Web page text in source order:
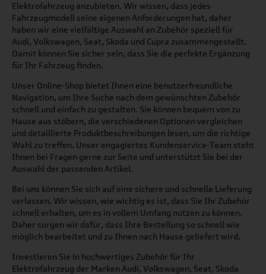
Elektrofahrzeug anzubieten. Wir wissen, dass jedes
Fahrzeugmodell seine eigenen Anforderungen hat, daher
haben wir eine vielfältige Auswahl an Zubehör speziell für
Audi, Volkswagen, Seat, Skoda und Cupra zusammengestellt.
Damit können Sie sicher sein, dass Sie die perfekte Ergänzung
für Ihr Fahrzeug finden.
Unser Online-Shop bietet Ihnen eine benutzerfreundliche
Navigation, um Ihre Suche nach dem gewünschten Zubehör
schnell und einfach zu gestalten. Sie können bequem von zu
Hause aus stöbern, die verschiedenen Optionen vergleichen
und detaillierte Produktbeschreibungen lesen, um die richtige
Wahl zu treffen. Unser engagiertes Kundenservice-Team steht
Ihnen bei Fragen gerne zur Seite und unterstützt Sie bei der
Auswahl der passenden Artikel.
Bei uns können Sie sich auf eine sichere und schnelle Lieferung
verlassen. Wir wissen, wie wichtig es ist, dass Sie Ihr Zubehör
schnell erhalten, um es in vollem Umfang nutzen zu können.
Daher sorgen wir dafür, dass Ihre Bestellung so schnell wie
möglich bearbeitet und zu Ihnen nach Hause geliefert wird.
Investieren Sie in hochwertiges Zubehör für Ihr
Elektrofahrzeug der Marken Audi, Volkswagen, Seat, Skoda